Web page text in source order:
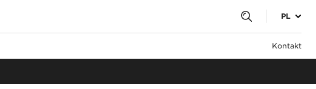
PL
Kontakt